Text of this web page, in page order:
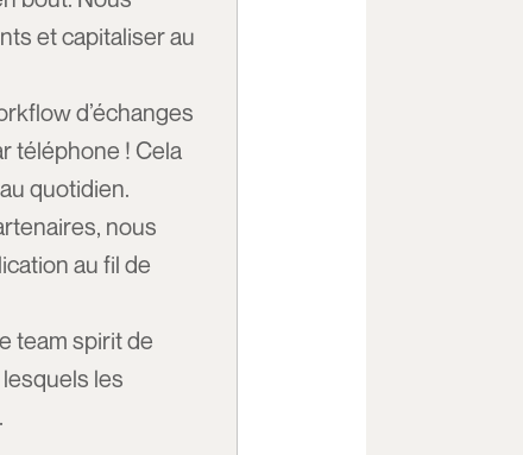
et capitaliser au
d’échanges
téléphone ! Cela
quotidien.
nous
au fil de
team spirit de
les